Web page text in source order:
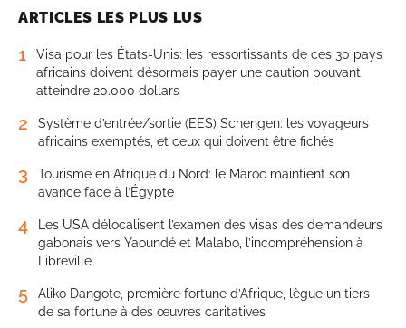
ARTICLES LES PLUS LUS
1
Visa pour les États-Unis: les ressortissants de ces 30 pays
africains doivent désormais payer une caution pouvant
atteindre 20.000 dollars
2
Système d’entrée/sortie (EES) Schengen: les voyageurs
africains exemptés, et ceux qui doivent être fichés
3
Tourisme en Afrique du Nord: le Maroc maintient son
avance face à l’Égypte
4
Les USA délocalisent l’examen des visas des demandeurs
gabonais vers Yaoundé et Malabo, l’incompréhension à
Libreville
5
Aliko Dangote, première fortune d’Afrique, lègue un tiers
de sa fortune à des œuvres caritatives